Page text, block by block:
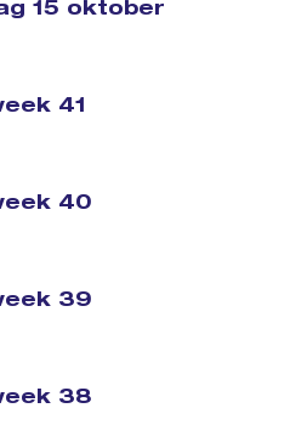
15 oktober
41
40
39
38